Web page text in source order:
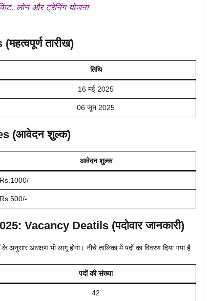
लोन और ट्रेनिंग योजना
तारीख)
तिथि
16 मई 2025
06 जून 2025
(आवेदन शुल्क)
आवेदन शुल्क
Rs.1000/-
Rs.500/-
Vacancy Deatils (पदोवार जानकारी)
के अनुसार आरक्षण भी लागू होगा। नीचे तालिका में पदों का विवरण दिया गया है:
पदों की संख्या
42